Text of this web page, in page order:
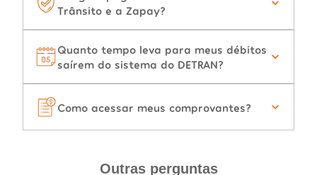
Trânsito e a Zapay?
Quanto tempo leva para meus débitos
saírem do sistema do DETRAN?
Como acessar meus comprovantes?
Outras perguntas